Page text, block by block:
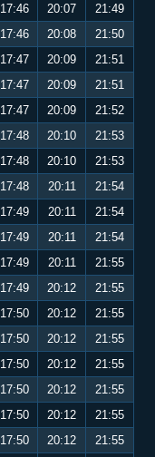
17:46 20:07
21:49
17:46 20:08
21:50
17:47 20:09
21:51
17:47 20:09
21:51
17:47 20:09
21:52
17:48 20:10
21:53
17:48 20:10
21:53
17:48 20:11
21:54
17:49 20:11
21:54
17:49 20:11
21:54
17:49 20:11
21:55
17:49 20:12
21:55
17:50 20:12
21:55
17:50 20:12
21:55
17:50 20:12
21:55
17:50 20:12
21:55
17:50 20:12
21:55
17:50 20:12
21:55